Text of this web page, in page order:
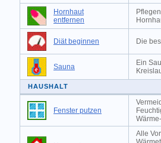
Hornhaut
entfernen
Diät beginnen Die
Sauna
Ein
HAUSHALT
Fenster putzen
Alle